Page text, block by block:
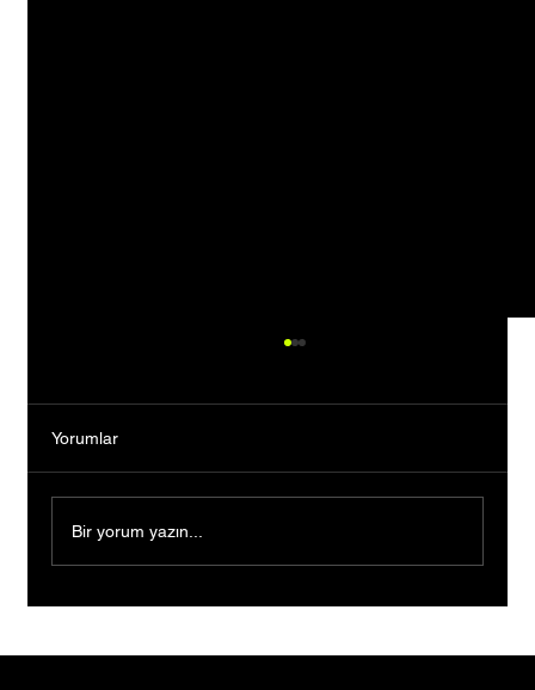
Yorumlar
Bir yorum yazın...